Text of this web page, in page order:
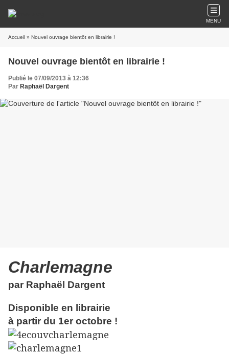
MENU
Accueil » Nouvel ouvrage bientôt en librairie !
Nouvel ouvrage bientôt en librairie !
Publié le 07/09/2013 à 12:36
Par Raphaël Dargent
Charlemagne
par Raphaël Dargent
Disponible en librairie
à partir du 1er octobre !